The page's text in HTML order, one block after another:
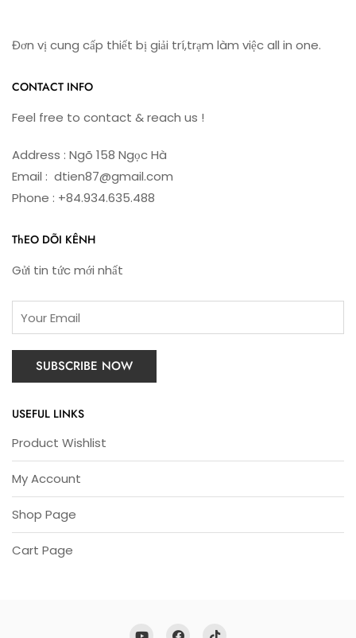
GIỜ
Đơn vị cung cấp thiết bị giải trí,trạm làm việc all in one.
CONTACT INFO
Feel free to contact & reach us !
Address : Ngõ 158 Ngọc Hà
Email : dtien87@gmail.com
Phone : +84.934.635.488
ThEO DÕI KÊNH
Gửi tin tức mới nhất
USEFUL LINKS
Product Wishlist
My Account
Shop Page
Cart Page